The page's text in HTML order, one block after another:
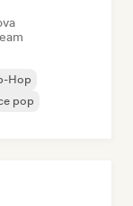
Hop
pop